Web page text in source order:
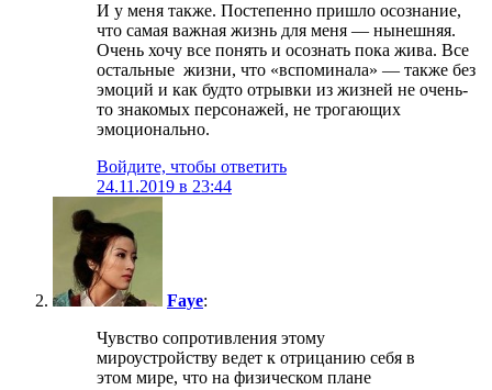
И у меня также. Постепенно пришло осознание,
что самая важная жизнь для меня — нынешняя.
Очень хочу все понять и осознать пока жива. Все
остальные жизни, что «вспоминала» — также без
эмоций и как будто отрывки из жизней не очень-
то знакомых персонажей, не трогающих
эмоционально.
Войдите, чтобы ответить
24.11.2019 в 23:44
Faye:
Чувство сопротивления этому
мироустройству ведет к отрицанию себя в
этом мире, что на физическом плане